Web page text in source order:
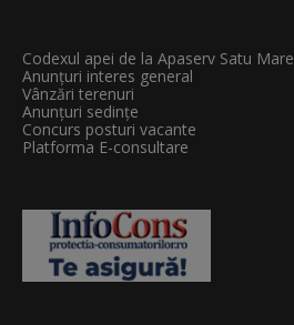
Codexul apei de la Apaserv Satu Mare
Anunțuri interes general
Vânzări terenuri
Anunțuri sedințe
Concurs posturi vacante
Platforma E-consultare